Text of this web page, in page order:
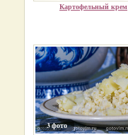
Картофельный крем
3 фото